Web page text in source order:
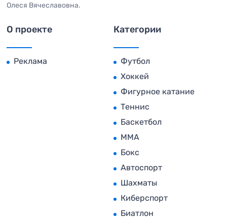
Олеся Вячеславовна.
О проекте
Реклама
Категории
Футбол
Хоккей
Фигурное катание
Теннис
Баскетбол
MMA
Бокс
Автоспорт
Шахматы
Киберспорт
Биатлон